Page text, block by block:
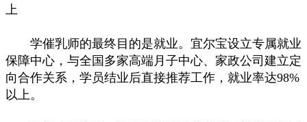
上
学催乳师的最终目的是就业。宜尔宝设立专属就业
保障中心，与全国多家高端月子中心、家政公司建立定
向合作关系，学员结业后直接推荐工作，就业率达98%
以上。